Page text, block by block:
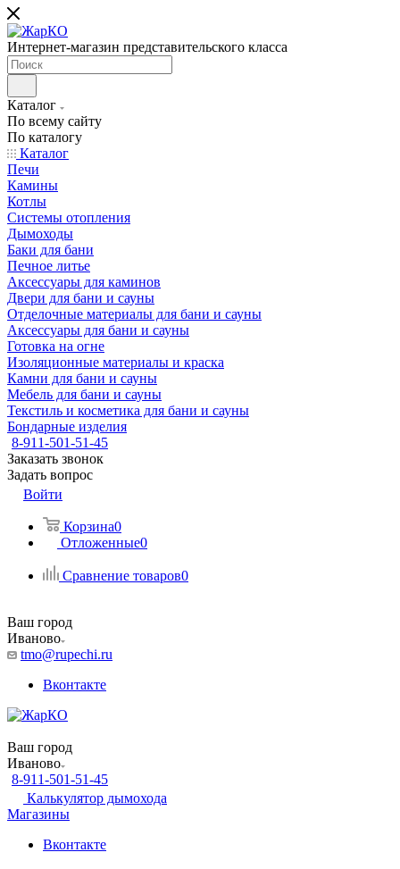
Интернет-магазин представительского класса
Каталог
По всему сайту
По каталогу
Каталог
Печи
Камины
Котлы
Системы отопления
Дымоходы
Баки для бани
Печное литье
Аксессуары для каминов
Двери для бани и сауны
Отделочные материалы для бани и сауны
Аксессуары для бани и сауны
Готовка на огне
Изоляционные материалы и краска
Камни для бани и сауны
Мебель для бани и сауны
Текстиль и косметика для бани и сауны
Бондарные изделия
8-911-501-51-45
Заказать звонок
Задать вопрос
Войти
Корзина0
Отложенные0
Сравнение товаров0
Ваш город
Иваново
tmo@rupechi.ru
Вконтакте
Ваш город
Иваново
8-911-501-51-45
Калькулятор дымохода
Магазины
Вконтакте